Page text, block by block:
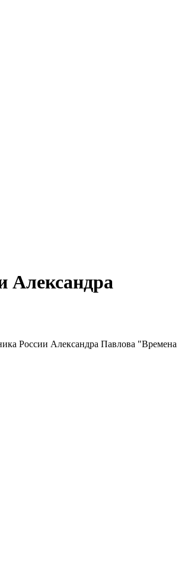
Александра
России Александра Павлова "Времена